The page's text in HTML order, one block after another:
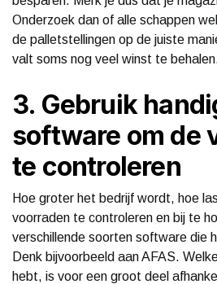
Onderzoek dan of alle schappen
de palletstellingen op de juiste
valt soms nog veel winst te
3. Gebruik
software om de
te controleren
Hoe groter het bedrijf wordt, hoe
voorraden te controleren en bij te
verschillende soorten software die
Denk bijvoorbeeld aan AFAS.
hebt, is voor een groot deel